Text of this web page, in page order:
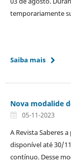
temporariamente
Saiba mais
Nova modalide
05-11-2023
A Revista Saberes
disponível até 30/
contínuo. Desse